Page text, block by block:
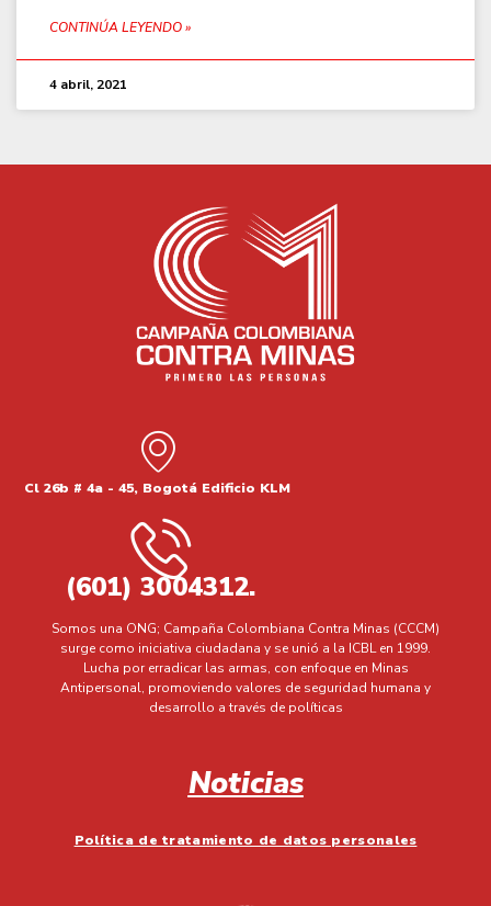
CONTINÚA LEYENDO »
4 abril, 2021
Cl 26b # 4a - 45, Bogotá Edificio KLM
(601) 3004312.
Somos una ONG; Campaña Colombiana Contra Minas (CCCM)
surge como iniciativa ciudadana y se unió a la ICBL en 1999.
Lucha por erradicar las armas, con enfoque en Minas
Antipersonal, promoviendo valores de seguridad humana y
desarrollo a través de políticas
Noticias
Política de tratamiento de datos personales